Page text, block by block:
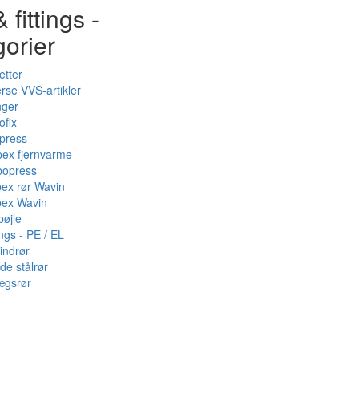
fittings -
VVS-artikler
fjernvarme
rør Wavin
Wavin
- PE / EL
stålrør